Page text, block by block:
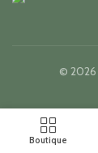
© 2026
Boutique